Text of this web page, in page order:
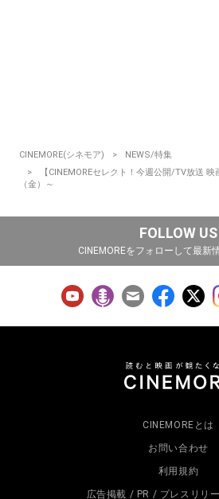
CINEMORE(シネモア)
NEWS/特集
【CINEMOREセレクト！今週公開/TV放送
（金）～
FOLLOW US
CINEMOREをフォローして最新
CINEMOREとは
お問い合わせ
利用規約
広告掲載 / PR / プレスリリ